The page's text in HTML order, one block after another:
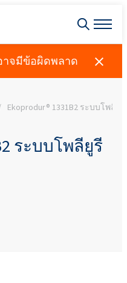
าจมีข้อผิดพลาด
Ekoprodur® 1331B2 ระบบโพลียู
ระบบโพลียูรี